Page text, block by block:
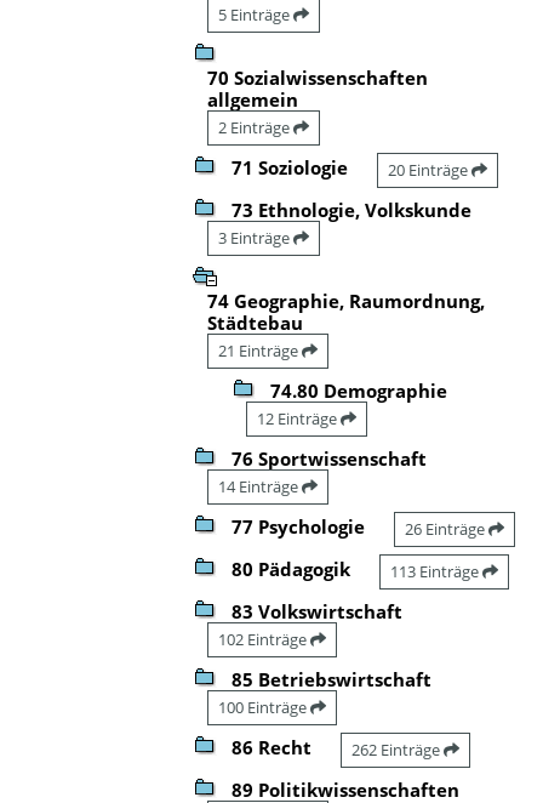
5 Einträge
70 Sozialwissenschaften
allgemein
2 Einträge
71 Soziologie 20 Einträge
73 Ethnologie, Volkskunde
3 Einträge
74 Geographie, Raumordnung,
Städtebau
21 Einträge
74.80 Demographie
12 Einträge
76 Sportwissenschaft
14 Einträge
77 Psychologie 26 Einträge
80 Pädagogik 113 Einträge
83 Volkswirtschaft
102 Einträge
85 Betriebswirtschaft
100 Einträge
86 Recht 262 Einträge
89 Politikwissenschaften